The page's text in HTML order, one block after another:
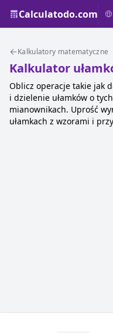
Calculatodo.com
Kalkulatory matematyczne
Kalkulator
Oblicz operacje takie jak
i dzielenie ułamków o
mianownikach. Uprość
ułamkach z wzorami i